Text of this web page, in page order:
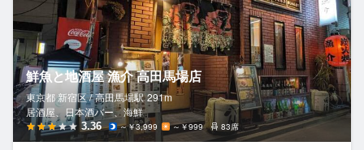
鮮魚と地酒屋 漁介 高田馬場店
東京都 新宿区 / 高田馬場駅 291m
居酒屋、日本酒バー、海鮮
3.36 ～￥3,999 ～￥999 83席